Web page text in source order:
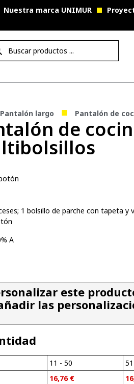
Nuestra marca UNIMUR
Pantalón largo ■ Pantalón de
de
1 bolsillo de parche con tapeta y
A
este
las
11 - 50
16,76 €